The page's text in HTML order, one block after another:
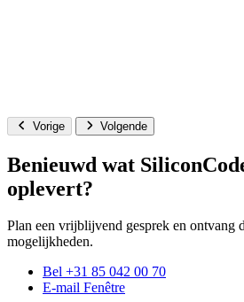
Vorige Volgende
Benieuwd wat
oplevert?
Plan een vrijblijvend gesprek en ontvang
mogelijkheden.
Bel +31 85 042 00 70
E-mail Fenêtre